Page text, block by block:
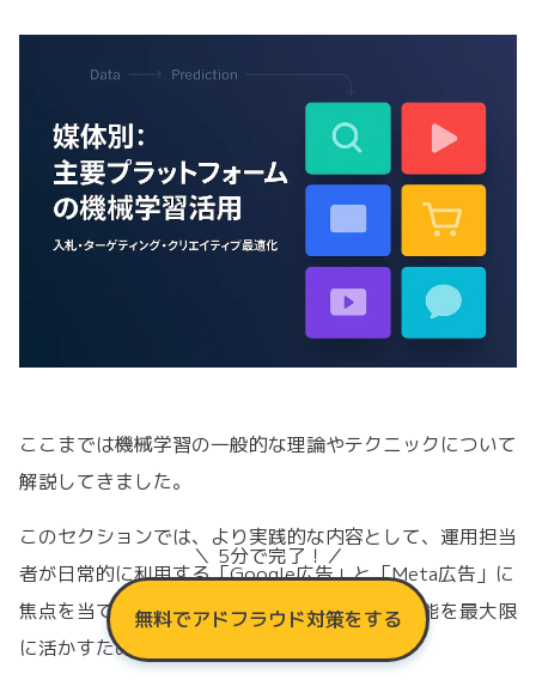
ここまでは機械学習の一般的な理論やテクニックについて
解説してきました。
このセクションでは、より実践的な内容として、運用担当
者が日常的に利用する「Google広告」と「Meta広告」に
焦点を当て、各プラットフォームの機械学習機能を最大限
に活かすためのポイントを紹介します。
＼ 5分で完了！／
無料でアドフラウド対策をする